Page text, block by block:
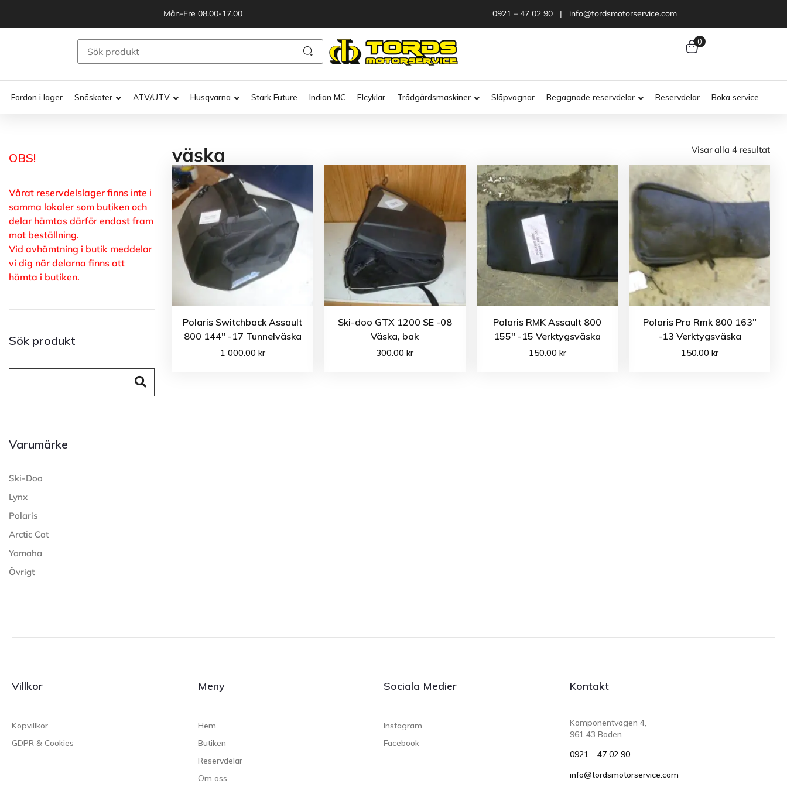
Mån-Fre 08.00-17.00 0921 – 47 02 90 | info@tordsmotorservice.com
0
Fordon i lager Snöskoter ATV/UTV Husqvarna Stark Future Indian MC Elcyklar Trädgårdsmaskiner Släpvagnar Begagnade reservdelar Reservdelar Boka service ···
OBS!
Vårat reservdelslager finns inte i
samma lokaler som butiken och
delar hämtas därför endast fram
mot beställning.
Vid avhämtning i butik meddelar
vi dig när delarna finns att
hämta i butiken.
Sök produkt
Varumärke
Ski-Doo
Lynx
Polaris
Arctic Cat
Yamaha
Övrigt
väska Visar alla 4 resultat
Polaris Switchback Assault
800 144″ -17 Tunnelväska
1 000.00 kr
Ski-doo GTX 1200 SE -08
Väska, bak
300.00kr
Polaris RMK Assault 800
155″ -15 Verktygsväska
150.00 kr
Polaris Pro Rmk 800 163″
-13 Verktygsväska
150.00 kr
Villkor
Köpvillkor
GDPR & Cookies
Meny
Hem
Butiken
Reservdelar
Om oss
Sociala Medier
Instagram
Facebook
Kontakt
Komponentvägen 4,
961 43 Boden
0921 – 47 02 90
info@tordsmotorservice.com